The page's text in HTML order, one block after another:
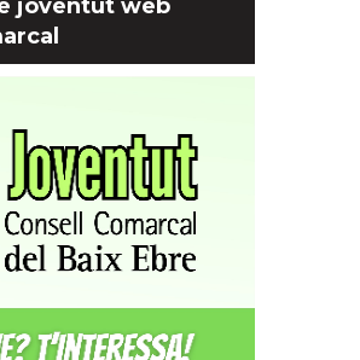
joventut web